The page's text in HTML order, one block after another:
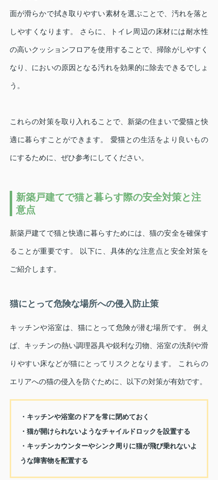
面が滑らかで拭き取りやすい素材を選ぶことで、汚れを落と
しやすくなります。 さらに、トイレ周辺の床材には耐水性
の高いクッションフロアを使用することで、掃除がしやすく
なり、においの原因となる汚れを効果的に除去できるでしょ
う。
これらの対策を取り入れることで、新築の住まいで愛猫と快
適に暮らすことができます。 愛猫との生活をより良いもの
にするために、ぜひ参考にしてください。
新築戸建てで猫と暮らす際の安全対策と注
意点
新築戸建てで猫と快適に暮らすためには、猫の安全を確保す
ることが重要です。 以下に、具体的な注意点と安全対策を
ご紹介します。
猫にとって危険な場所への侵入防止策
キッチンや浴室は、猫にとって危険が潜む場所です。 例え
ば、キッチンの熱い調理器具や鋭利な刃物、浴室の洗剤や滑
りやすい床などが猫にとってリスクとなります。 これらの
エリアへの猫の侵入を防ぐために、以下の対策が有効です。
・キッチンや浴室のドアを常に閉めておく
・猫が開けられないようなチャイルドロックを設置する
・キッチンカウンターやシンク周りに猫が飛び乗れないよ
うな障害物を配置する